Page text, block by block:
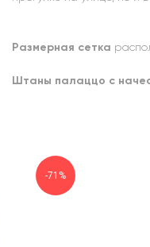
Размерная сетка
Штаны палаццо с
-71%